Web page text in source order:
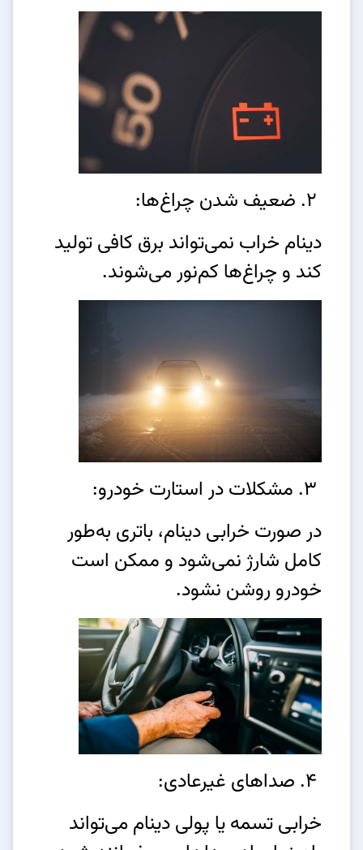
دینام خراب نمی‌تواند برق کافی تولید
کند و چراغ‌ها کم‌نور می‌شوند.
در صورت خرابی دینام، باتری به‌طور
کامل شارژ نمی‌شود و ممکن است
خودرو روشن نشود.
خرابی تسمه یا پولی دینام می‌تواند